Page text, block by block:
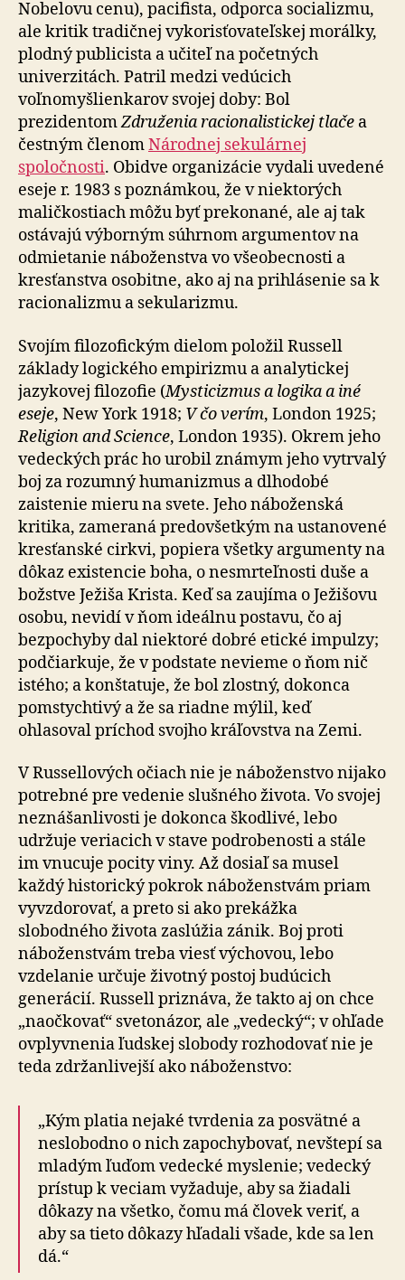
Nobelovu cenu), pacifista, odporca socializmu,
ale kritik tradičnej vykorisťovateľskej morálky,
plodný publicista a učiteľ na početných
univerzitách. Patril medzi vedúcich
voľnomyšlienkarov svojej doby: Bol
prezidentomZdruženia racionalistickej tlače a
čestným členomNárodnej sekulárnej
spoločnosti. Obidve organizácie vydali uvedené
eseje r. 1983 s poznámkou, že v niektorých
maličkostiach môžu byť prekonané, ale aj tak
ostávajú výborným súhrnom argumentov na
odmietanie náboženstva vo všeobecnosti a
kresťanstva osobitne, ako aj na prihlásenie sa k
racionalizmu a sekularizmu.
Svojím filozofickým dielom položil Russell
základy logického empirizmu a analytickej
jazykovej filozofie (Mysticizmus a logika a iné
eseje, New York 1918; V čo verím, London 1925;
Religion and Science, London 1935). Okrem jeho
vedeckých prác ho urobil známym jeho vytrvalý
boj za rozumný humanizmus a dlhodobé
zaistenie mieru na svete. Jeho náboženská
kritika, zameraná predovšetkým na ustanovené
kresťanské cirkvi, popiera všetky argumenty na
dôkaz existencie boha, o nesmrteľnosti duše a
božstve Ježiša Krista. Keď sa zaujíma o Ježišovu
osobu, nevidí v ňom ideálnu postavu, čo aj
bezpochyby dal niektoré dobré etické impulzy;
podčiarkuje, že v podstate nevieme o ňom nič
istého; a konštatuje, že bol zlostný, dokonca
pomstychtivý a že sa riadne mýlil, keď
ohlasoval príchod svojho kráľovstva na Zemi.
V Russellových očiach nie je náboženstvo nijako
potrebné pre vedenie slušného života. Vo svojej
neznášanlivosti je dokonca škodlivé, lebo
udržuje veriacich v stave podrobenosti a stále
im vnucuje pocity viny. Až dosiaľ sa musel
každý historický pokrok náboženstvám priam
vyvzdorovať, a preto si ako prekážka
slobodného života zaslúžia zánik. Boj proti
náboženstvám treba viesť výchovou, lebo
vzdelanie určuje životný postoj budúcich
generácií. Russell priznáva, že takto aj on chce
„naočkovať“ svetonázor, ale „vedecký“; v ohľade
ovplyvnenia ľudskej slobody rozhodovať nie je
teda zdržanlivejší ako náboženstvo:
„Kým platia nejaké tvrdenia za posvätné a
neslobodno o nich zapochybovať, nevštepí sa
mladým ľuďom vedecké myslenie; vedecký
prístup k veciam vyžaduje, aby sa žiadali
dôkazy na všetko, čomu má človek veriť, a
aby sa tieto dôkazy hľadali všade, kde sa len
dá.“